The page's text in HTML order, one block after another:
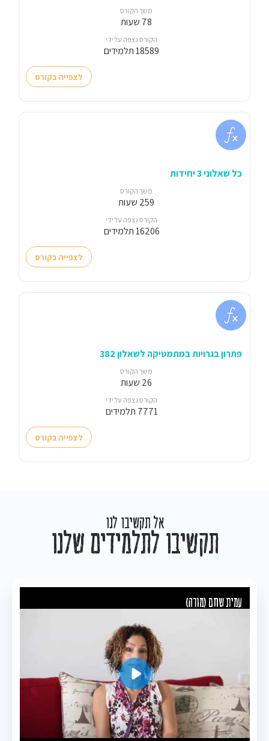
משך הקורס
78 שעות
הקורס נצפה על ידי
18589 תלמידים
לצפייה בקורס
כל שאלוני 3 יחידות
משך הקורס
259 שעות
הקורס נצפה על ידי
16206 תלמידים
לצפייה בקורס
פתרון בגרויות במתמטיקה לשאלון 382
משך הקורס
26 שעות
הקורס נצפה על ידי
7771 תלמידים
לצפייה בקורס
אל תקשיבו לנו
תקשיבו לתלמידים שלנו
עמית שחם (מורה)